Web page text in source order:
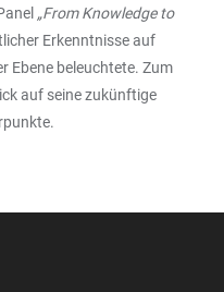
„From Knowledge to
Erkenntnisse auf
Ebene beleuchtete. Zum
auf seine zukünftige